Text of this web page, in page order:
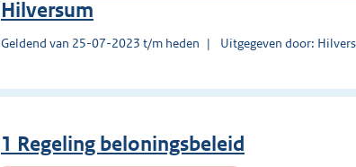
Hilversum
Geldend van 25-07-2023 t/m heden Uitgegeven door:
1 Regeling beloningsbeleid